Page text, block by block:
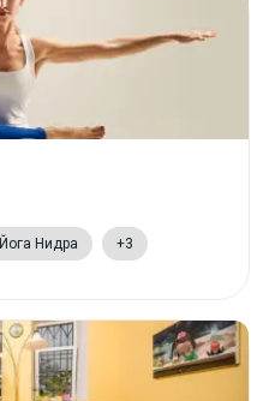
Йога Нидра +3